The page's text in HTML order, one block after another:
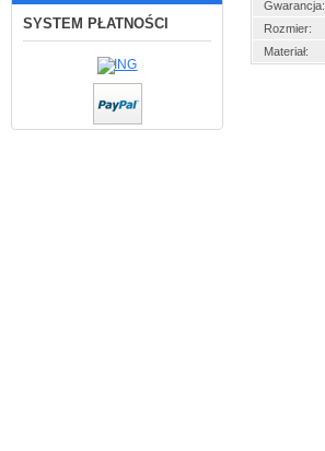
SYSTEM PŁATNOŚCI
Gwarancja:
Rozmier:
Materiał: